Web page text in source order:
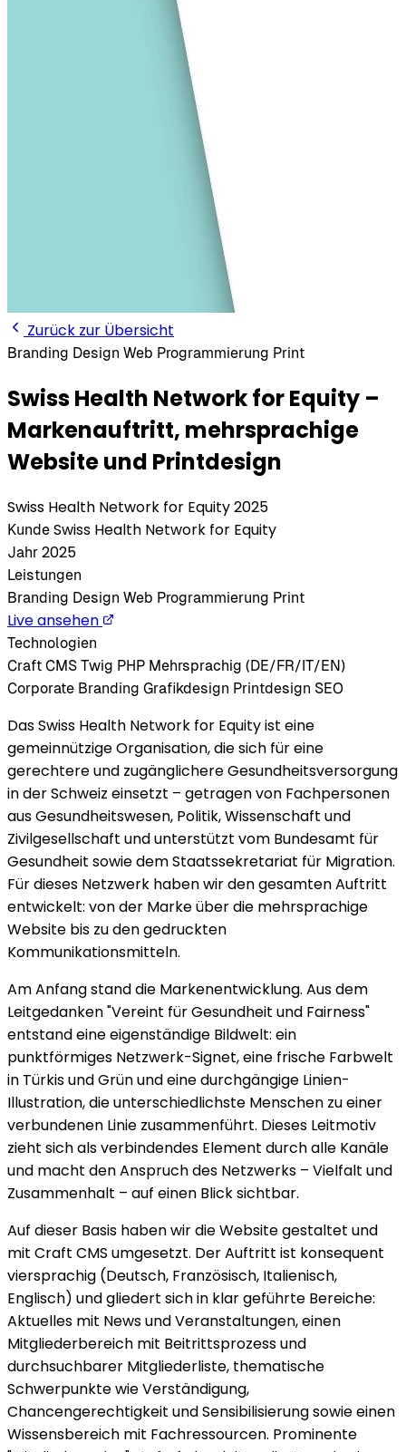
Zurück zur Übersicht
Branding Design Web Programmierung Print
Swiss Health Network for Equity –
Markenauftritt, mehrsprachige
Website und Printdesign
Swiss Health Network for Equity2025
Kunde Swiss Health Network for Equity
Jahr 2025
Leistungen
Branding Design Web Programmierung Print
Live ansehen
Technologien
Craft CMS Twig PHP Mehrsprachig (DE/FR/IT/EN)
Corporate Branding Grafikdesign Printdesign SEO
Das Swiss Health Network for Equity ist eine
gemeinnützige Organisation, die sich für eine
gerechtere und zugänglichere Gesundheitsversorgung
in der Schweiz einsetzt – getragen von Fachpersonen
aus Gesundheitswesen, Politik, Wissenschaft und
Zivilgesellschaft und unterstützt vom Bundesamt für
Gesundheit sowie dem Staatssekretariat für Migration.
Für dieses Netzwerk haben wir den gesamten Auftritt
entwickelt: von der Marke über die mehrsprachige
Website bis zu den gedruckten
Kommunikationsmitteln.
Am Anfang stand die Markenentwicklung. Aus dem
Leitgedanken "Vereint für Gesundheit und Fairness"
entstand eine eigenständige Bildwelt: ein
punktförmiges Netzwerk-Signet, eine frische Farbwelt
in Türkis und Grün und eine durchgängige Linien-
Illustration, die unterschiedlichste Menschen zu einer
verbundenen Linie zusammenführt. Dieses Leitmotiv
zieht sich als verbindendes Element durch alle Kanäle
und macht den Anspruch des Netzwerks – Vielfalt und
Zusammenhalt – auf einen Blick sichtbar.
Auf dieser Basis haben wir die Website gestaltet und
mit Craft CMS umgesetzt. Der Auftritt ist konsequent
viersprachig (Deutsch, Französisch, Italienisch,
Englisch) und gliedert sich in klar geführte Bereiche:
Aktuelles mit News und Veranstaltungen, einen
Mitgliederbereich mit Beitrittsprozess und
durchsuchbarer Mitgliederliste, thematische
Schwerpunkte wie Verständigung,
Chancengerechtigkeit und Sensibilisierung sowie einen
Wissensbereich mit Fachressourcen. Prominente